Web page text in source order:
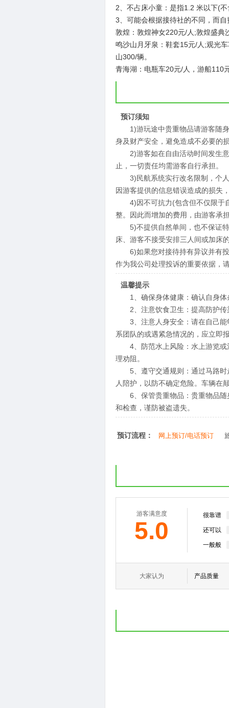
2、不占床小童：是指1.2 米以下(
3、可能会根据接待社的不同，而
敦煌：敦煌神女220元/人;敦煌盛典
鸣沙山月牙泉：鞋套15元/人;观光
山300/辆。
青海湖：电瓶车20元/人，游船110
预订须知
1)游玩途中贵重物品请游客随身
身及财产安全，避免造成不必要的
2)游客如在自由活动时间发生意
止，一切责任均需游客自行承担。
3)民航系统实行改名限制，个人
因游客提供的信息错误造成的损失
4)因不可抗力(包含但不仅限于自
整。因此而增加的费用，由游客承
5)不提供自然单间，也不保证特
床、游客不接受安排三人间或加床
6)如果您对接待持有异议并有投
作为我公司处理投诉的重要依据，
温馨提示
1、确保身体健康：确认自身体
2、注意饮食卫生：提高防护传
3、注意人身安全：请在自己能
系团队的或遇紧急情况的，应立即
4、防范水上风险：水上游览或
理劝阻。
5、遵守交通规则：通过马路时
人陪护，以防不确定危险。车辆在
6、保管贵重物品：贵重物品随
和检查，谨防被盗遗失。
预订流程： 网上预订/电话预订
游客满意度
5.0
很靠谱
还可以
一般般
大家认为 产品质量